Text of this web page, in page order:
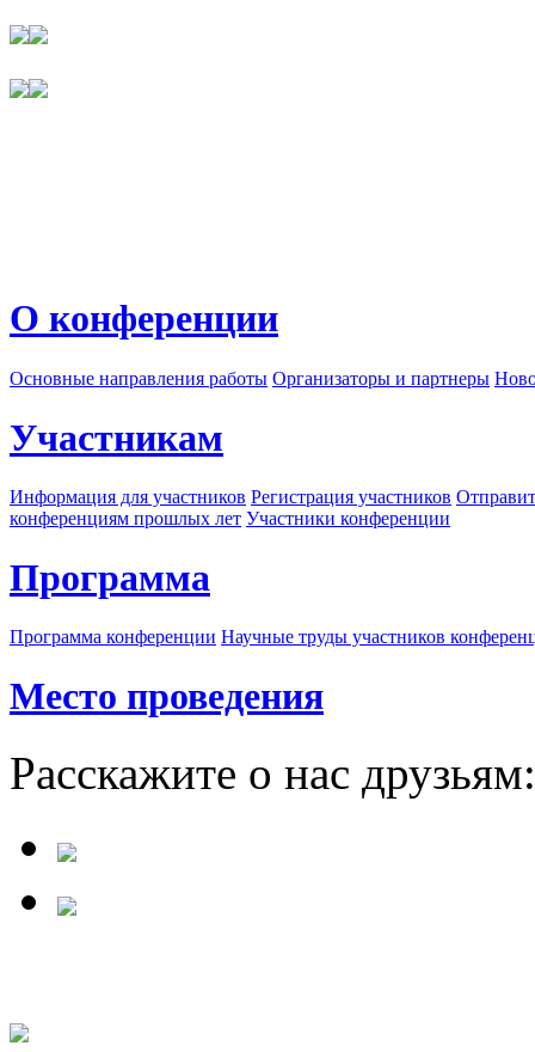
О конференции
Основные направления работы Организаторы и партнеры
Участникам
Информация для участников Регистрация участников
конференциям прошлых лет Участники конференции
Программа
Программа конференции Научные труды участников
Место проведения
Расскажите о нас друзьям: